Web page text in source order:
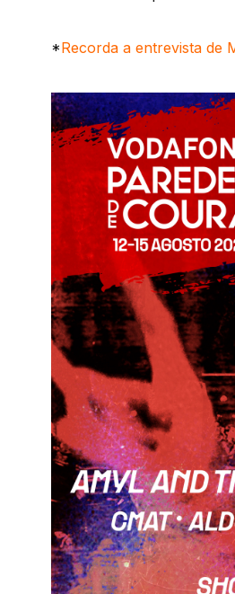
*Recorda a entrevista de